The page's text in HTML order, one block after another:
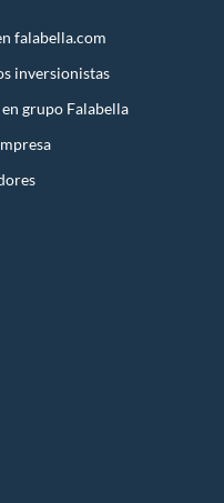
falabella.com
inversionistas
grupo Falabella